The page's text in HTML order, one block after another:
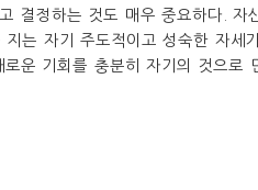
결정하는 것도 매우 중요하다. 자
는 자기 주도적이고 성숙한 자세
운 기회를 충분히 자기의 것으로